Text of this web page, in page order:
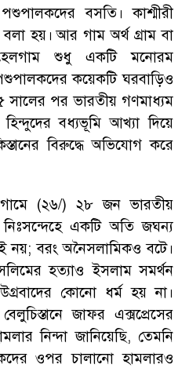
বসতি।
কাশ্মীরী
হয়। আর গাম অর্থ গ্রাম বা
শুধু একটি মনোরম
কয়েকটি ঘরবাড়িও
সালের পর ভারতীয় গণমাধ্যম
বধ্যভূমি আখ্যা দিয়ে
বিরুদ্ধে অভিযোগ করে
(২৬/) ২৮ জন ভারতীয়
নিঃসন্দেহে একটি অতি জঘন্য
নয়;বরং অনৈসলামিকও বটে।
হত্যাও ইসলাম সমর্থন
কোনো ধর্ম হয় না।
জাফর এক্সপ্রেসের
নিন্দা জানিয়েছি, তেমনি
ওপর চালানো হামলারও